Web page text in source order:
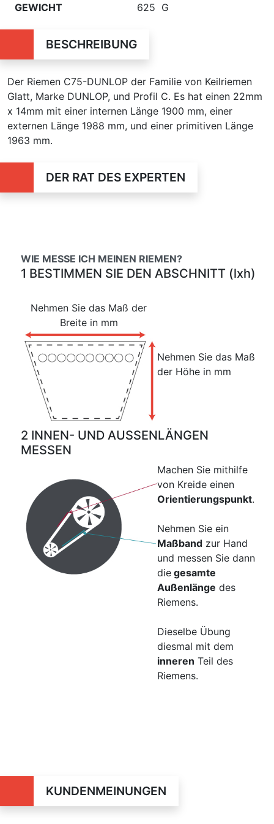
GEWICHT 625 G
BESCHREIBUNG
Der Riemen C75-DUNLOP der Familie von Keilriemen
Glatt, Marke DUNLOP, und Profil C. Es hat einen 22mm
x 14mm mit einer internen Länge 1900 mm, einer
externen Länge 1988 mm, und einer primitiven Länge
1963 mm.
DER RAT DES EXPERTEN
WIE MESSE ICH MEINEN RIEMEN?
1 BESTIMMEN SIE DEN ABSCHNITT (lxh)
Nehmen Sie das Maß der
Breite in mm
Nehmen Sie das Maß
der Höhe in mm
2 INNEN- UND AUSSENLÄNGEN
MESSEN
Machen Sie mithilfe
von Kreide einen
Orientierungspunkt.
Nehmen Sie ein
Maßbandzur Hand
und messen Sie dann
diegesamte
Außenlänge des
Riemens.
Dieselbe Übung
diesmal mit dem
inneren Teil des
Riemens.
KUNDENMEINUNGEN